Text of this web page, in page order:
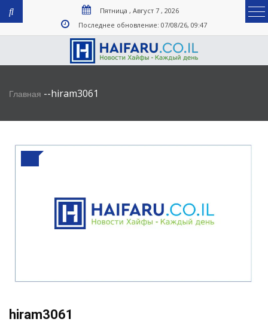
Пятница , Август 7 , 2026
Последнее обновление: 07/08/26, 09:47
Главная --hiram3061
hiram3061